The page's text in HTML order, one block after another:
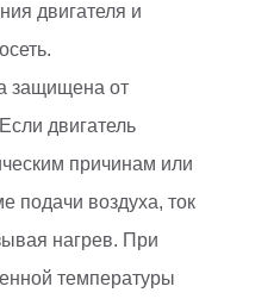
двигателя и
защищена от
двигатель
причинам или
подачи воздуха, ток
нагрев. При
температуры